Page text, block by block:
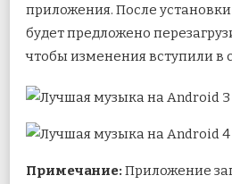
приложения. После
будет предложено
чтобы изменения вступили в
Примечание: Приложение